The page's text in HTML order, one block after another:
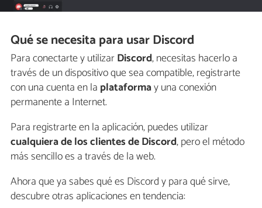
Qué se necesita para usar Discord
Para conectarte y utilizarDiscord, necesitas hacerlo a
través de un dispositivo que sea compatible, registrarte
con una cuenta en la plataformay una conexión
permanente a Internet.
Para registrarte en la aplicación, puedes utilizar
cualquiera de los clientes de Discord, pero el método
más sencillo es a través de la web.
Ahora que ya sabes qué es Discord y para qué sirve,
descubre otras aplicaciones en tendencia: